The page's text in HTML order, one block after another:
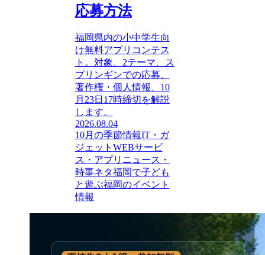
応募方法
福岡県内の小中学生向
け無料アプリコンテス
ト。対象、2テーマ、ス
プリンギンでの応募、
著作権・個人情報、10
月23日17時締切を解説
します。
2026.08.04
10月の季節情報IT・ガ
ジェット WEBサービ
ス・アプリ ニュース・
時事ネタ福岡で子ども
と遊ぶ福岡のイベント
情報